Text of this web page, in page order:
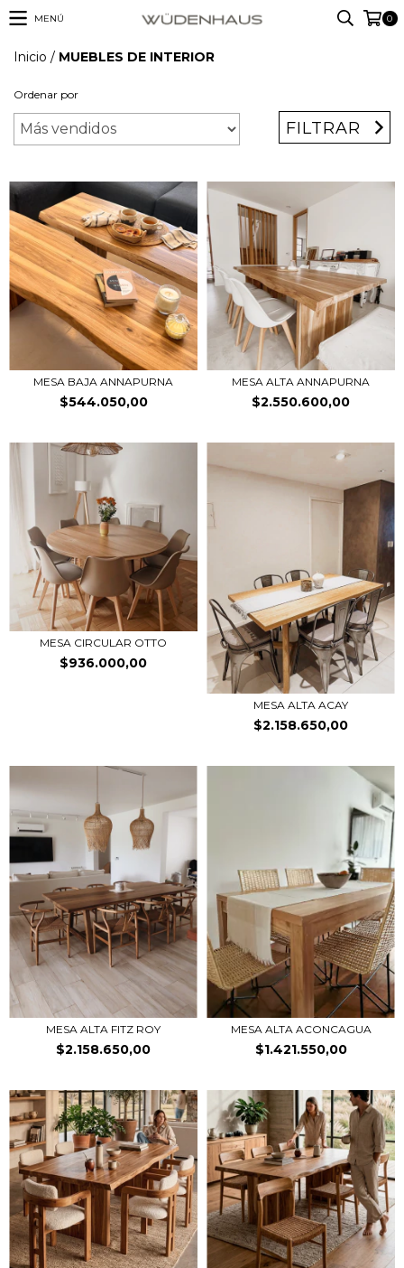
MENÚ 0
Inicio / MUEBLES DE INTERIOR
Ordenar por
FILTRAR
MESA BAJA ANNAPURNA
$544.050,00
MESA ALTA ANNAPURNA
$2.550.600,00
MESA CIRCULAR OTTO
$936.000,00
MESA ALTA ACAY
$2.158.650,00
MESA ALTA FITZ ROY
$2.158.650,00
MESA ALTA ACONCAGUA
$1.421.550,00